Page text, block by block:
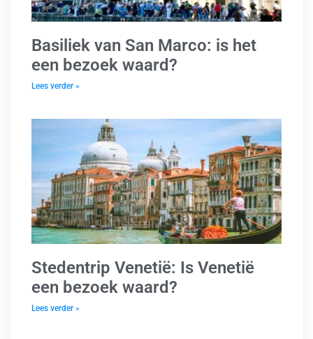
Basiliek van San Marco: is het
een bezoek waard?
Lees verder »
Stedentrip Venetië: Is Venetië
een bezoek waard?
Lees verder »